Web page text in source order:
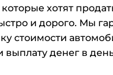
хотят
и дорого. Мы
стоимости
выплату денег в